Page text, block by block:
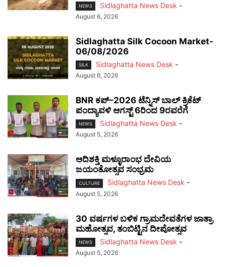
NEWS Sidlaghatta News Desk -
August 6, 2026
Sidlaghatta Silk Cocoon Market-
06/08/2026
SILK Sidlaghatta News Desk -
August 6, 2026
BNR ಕಪ್–2026 ಟೆನ್ನಿಸ್ ಬಾಲ್ ಕ್ರಿಕೆಟ್
ಪಂದ್ಯಾವಳಿ ಆಗಸ್ಟ್ 6ರಿಂದ 9ರವರೆಗೆ
NEWS Sidlaghatta News Desk -
August 5, 2026
ಆದಿಶಕ್ತಿ ಮಳ್ಳೂರಾಂಭ ದೇವಿಯ
ಜಯಂತೋತ್ಸವ ಸಂಭ್ರಮ
CULTURE Sidlaghatta News Desk -
August 5, 2026
30 ವರ್ಷಗಳ ಬಳಿಕ ಗ್ರಾಮದೇವತೆಗಳ ಜಾತ್ರಾ
ಮಹೋತ್ಸವ, ತಂಬಿಟ್ಟಿನ ದೀಪೋತ್ಸವ
NEWS Sidlaghatta News Desk -
August 5, 2026